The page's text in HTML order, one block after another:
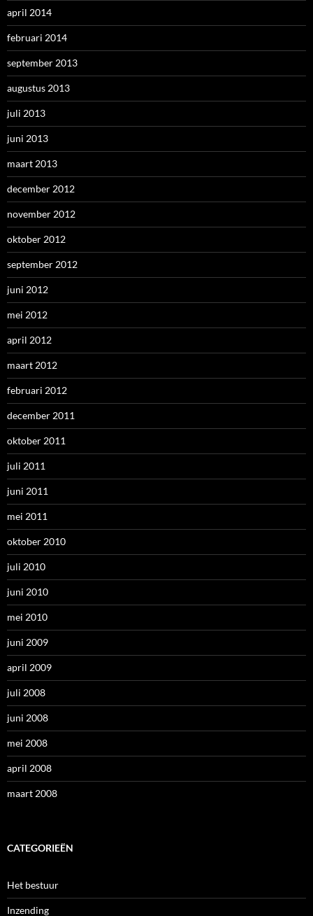
april 2014
februari 2014
september 2013
augustus 2013
juli 2013
juni 2013
maart 2013
december 2012
november 2012
oktober 2012
september 2012
juni 2012
mei 2012
april 2012
maart 2012
februari 2012
december 2011
oktober 2011
juli 2011
juni 2011
mei 2011
oktober 2010
juli 2010
juni 2010
mei 2010
juni 2009
april 2009
juli 2008
juni 2008
mei 2008
april 2008
maart 2008
CATEGORIEËN
Het bestuur
Inzending